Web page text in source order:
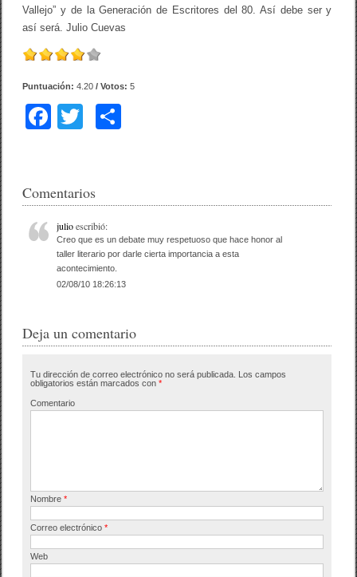
Vallejo” y de la Generación de Escritores del 80. Así debe ser y
así será. Julio Cuevas
Puntuación:4.20 / Votos:5
F
e
b
o
o
k
er
tir
Comentarios
julioescribió:
Creo que es un debate muy respetuoso que hace honor al
taller literario por darle cierta importancia a esta
acontecimiento.
02/08/10 18:26:13
Deja un comentario
Tu dirección de correo electrónico no será publicada. Los campos
obligatorios están marcados con*
Comentario
Nombre*
Correo electrónico*
Web